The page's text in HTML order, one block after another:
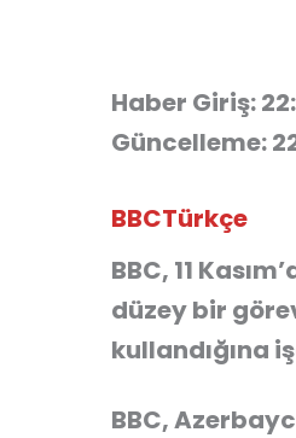
Haber Giriş:
Güncelleme:
BBCTürkçe
BBC, 11
düzey bir
kullandığına
BBC,